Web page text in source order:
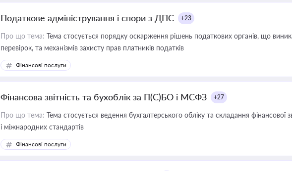
Податкове адміністрування і спори з ДПС +23
Про що тема: Тема стосується порядку оскарження рішень податкових органів, що
перевірок, та механізмів захисту прав платників податків
Фінансові послуги
Фінансова звітність та бухоблік за П(С)БО і МСФЗ +27
Про що тема: Тема стосується ведення бухгалтерського обліку та складання фінансової
і міжнародних стандартів
Фінансові послуги